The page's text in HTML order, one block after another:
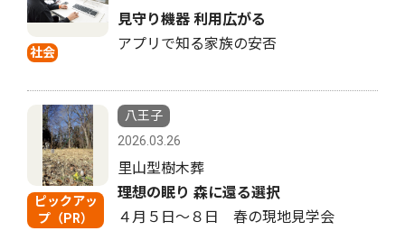
社会
見守り機器 利用広がる
アプリで知る家族の安否
ピックアッ
プ（PR）
八王子
2026.03.26
里山型樹木葬
理想の眠り 森に還る選択
４月５日〜８日 春の現地見学会